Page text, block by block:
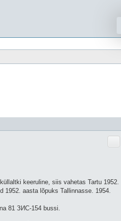
keeruline, siis vahetas Tartu 1952.
aasta lõpuks Tallinnasse. 1954.
81 ЗИС-154 bussi.